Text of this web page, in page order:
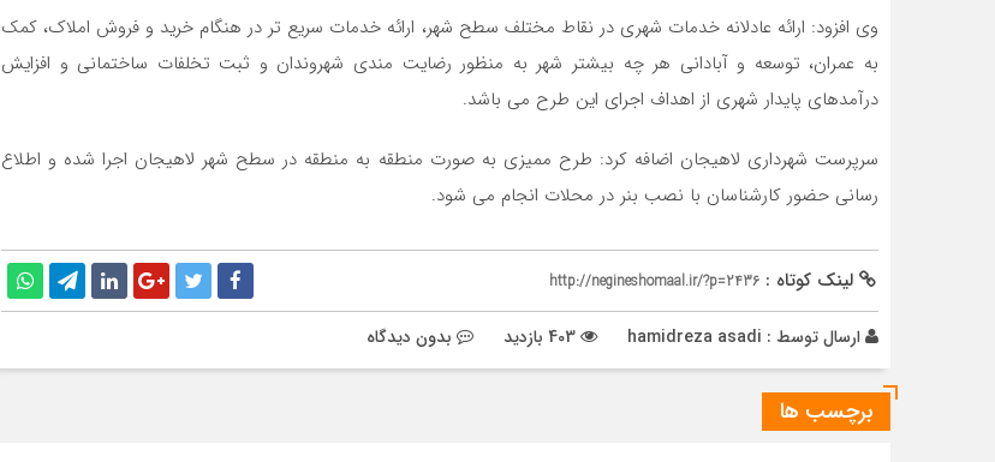
وی افزود: ارائه عادلانه خدمات شهری در نقاط مختلف سطح شهر، ارائه خدمات سریع تر در هنگام خرید و فروش املاک، کمک
به عمران، توسعه و آبادانی هر چه بیشتر شهر به منظور رضایت مندی شهروندان و ثبت تخلفات ساختمانی و افزایش
درآمدهای پایدار شهری از اهداف اجرای این طرح می باشد.
سرپرست شهرداری لاهیجان اضافه کرد: طرح ممیزی به صورت منطقه به منطقه در سطح شهر لاهیجان اجرا شده و اطلاع
رسانی حضور کارشناسان با نصب بنر در محلات انجام می شود.
لینک کوتاه : http://negineshomaal.ir/?p=2436
ارسال توسط : hamidreza asadi بدون دیدگاه
برچسب ها